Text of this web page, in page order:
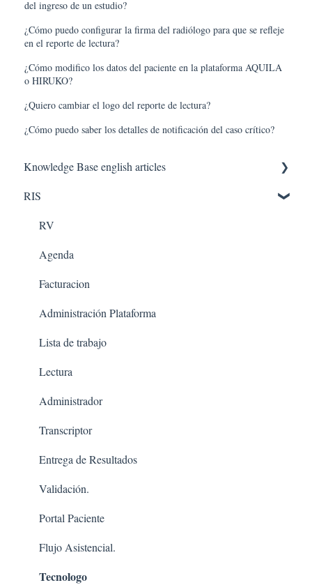
del ingreso de un estudio?
¿Cómo puedo configurar la firma del radiólogo para que se refleje
en el reporte de lectura?
¿Cómo modifico los datos del paciente en la plataforma AQUILA
o HIRUKO?
¿Quiero cambiar el logo del reporte de lectura?
¿Cómo puedo saber los detalles de notificación del caso crítico?
Knowledge Base english articles
AQUILA IN THE CLOUD
PACS
RIS
RV
Agenda
Facturacion
Administración Plataforma
Lista de trabajo
Lectura
Administrador
Transcriptor
Entrega de Resultados
Validación.
Portal Paciente
Flujo Asistencial.
Tecnologo